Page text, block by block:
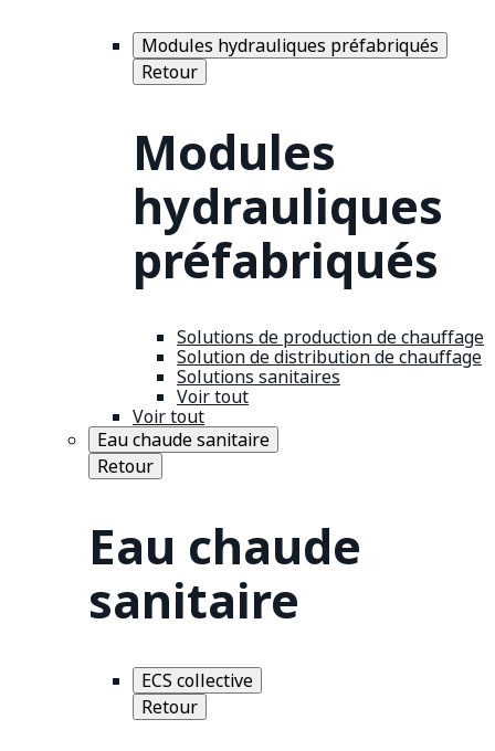
Modules hydrauliques préfabriqués
Retour
Modules
hydrauliques
préfabriqués
Solutions de production de chauffage
Solution de distribution de chauffage
Solutions sanitaires
Voir tout
Voir tout
Eau chaude sanitaire
Retour
Eau chaude
sanitaire
ECS collective
Retour